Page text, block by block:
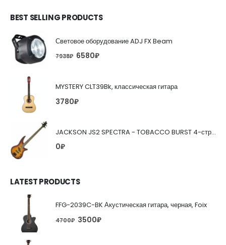
BEST SELLING PRODUCTS
Световое оборудование ADJ FX Beam
7938₽ 6580₽
MYSTERY CLT39Bk, классическая гитара
3780₽
JACKSON JS2 SPECTRA - TOBACCO BURST 4-струнная бас-гитара
0₽
LATEST PRODUCTS
FFG-2039C-BK Акустическая гитара, черная, Foix
4700₽ 3500₽